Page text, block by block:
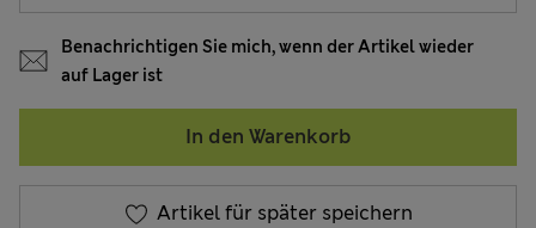
Benachrichtigen Sie mich, wenn der Artikel wieder
auf Lager ist
In den Warenkorb
Artikel für später speichern